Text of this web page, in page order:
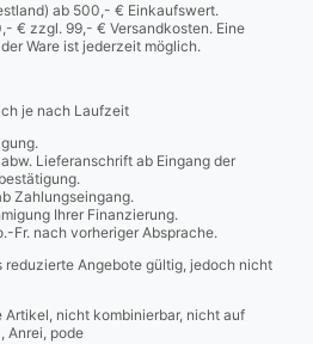
ab 500,- € Einkaufswert.
€ zzgl. 99,- € Versandkosten. Eine
Ware ist jederzeit möglich.
je nach Laufzeit
Lieferanschrift ab Eingang der
Zahlungseingang.
Ihrer Finanzierung.
Fr. nach vorheriger Absprache.
reduzierte Angebote gültig, jedoch nicht
nicht kombinierbar, nicht auf
Anrei, pode